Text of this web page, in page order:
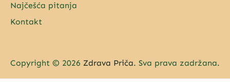
Najčešća pitanja
Kontakt
Copyright © 2026 Zdrava Priča. Sva prava zadržana.